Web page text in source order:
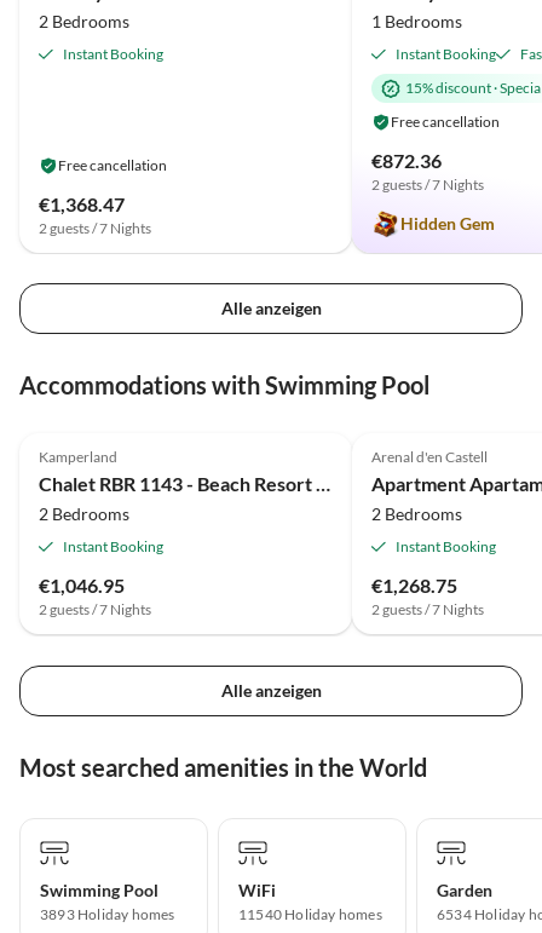
2 Bedrooms
Instant Booking
Free cancellation
€1,368.47
2 guests / 7 Nights
1 Bedrooms
Instant Booking
15% discount·
Free cancellation
€872.36
2 guests / 7 Nights
Hidden Gem
Alle anzeigen
Accommodations with Swimming Pool
Kamperland
Chalet RBR 1143 - Beach Resort Kamperland
2 Bedrooms
Instant Booking
€1,046.95
2 guests / 7 Nights
Arenal d'en Castell
Apartment
2 Bedrooms
Instant Booking
€1,268.75
2 guests / 7 Nights
Alle anzeigen
Most searched amenities in the World
Swimming Pool
3893 Holiday homes
WiFi
11540 Holiday homes
Garden
6534 Holiday